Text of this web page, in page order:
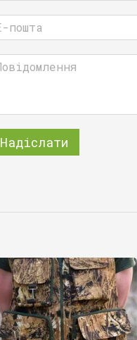
Надіслати